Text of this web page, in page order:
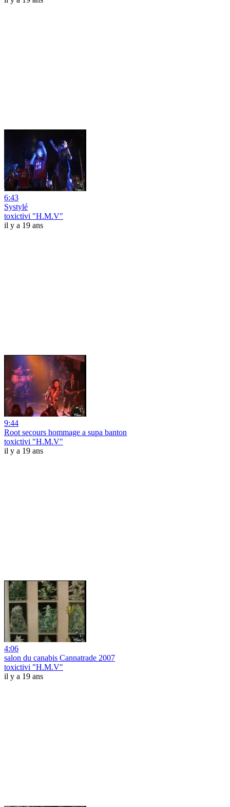
6:43
Systylé
toxictivi "H.M.V"
il y a 19 ans
9:44
Root secours hommage a supa banton
toxictivi "H.M.V"
il y a 19 ans
4:06
salon du canabis Cannatrade 2007
toxictivi "H.M.V"
il y a 19 ans